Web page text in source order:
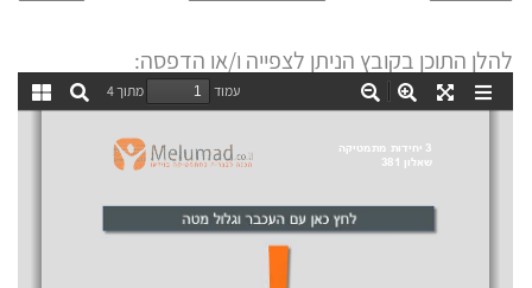
להלן התוכן בקובץ הניתן לצפייה ו/או הדפסה: